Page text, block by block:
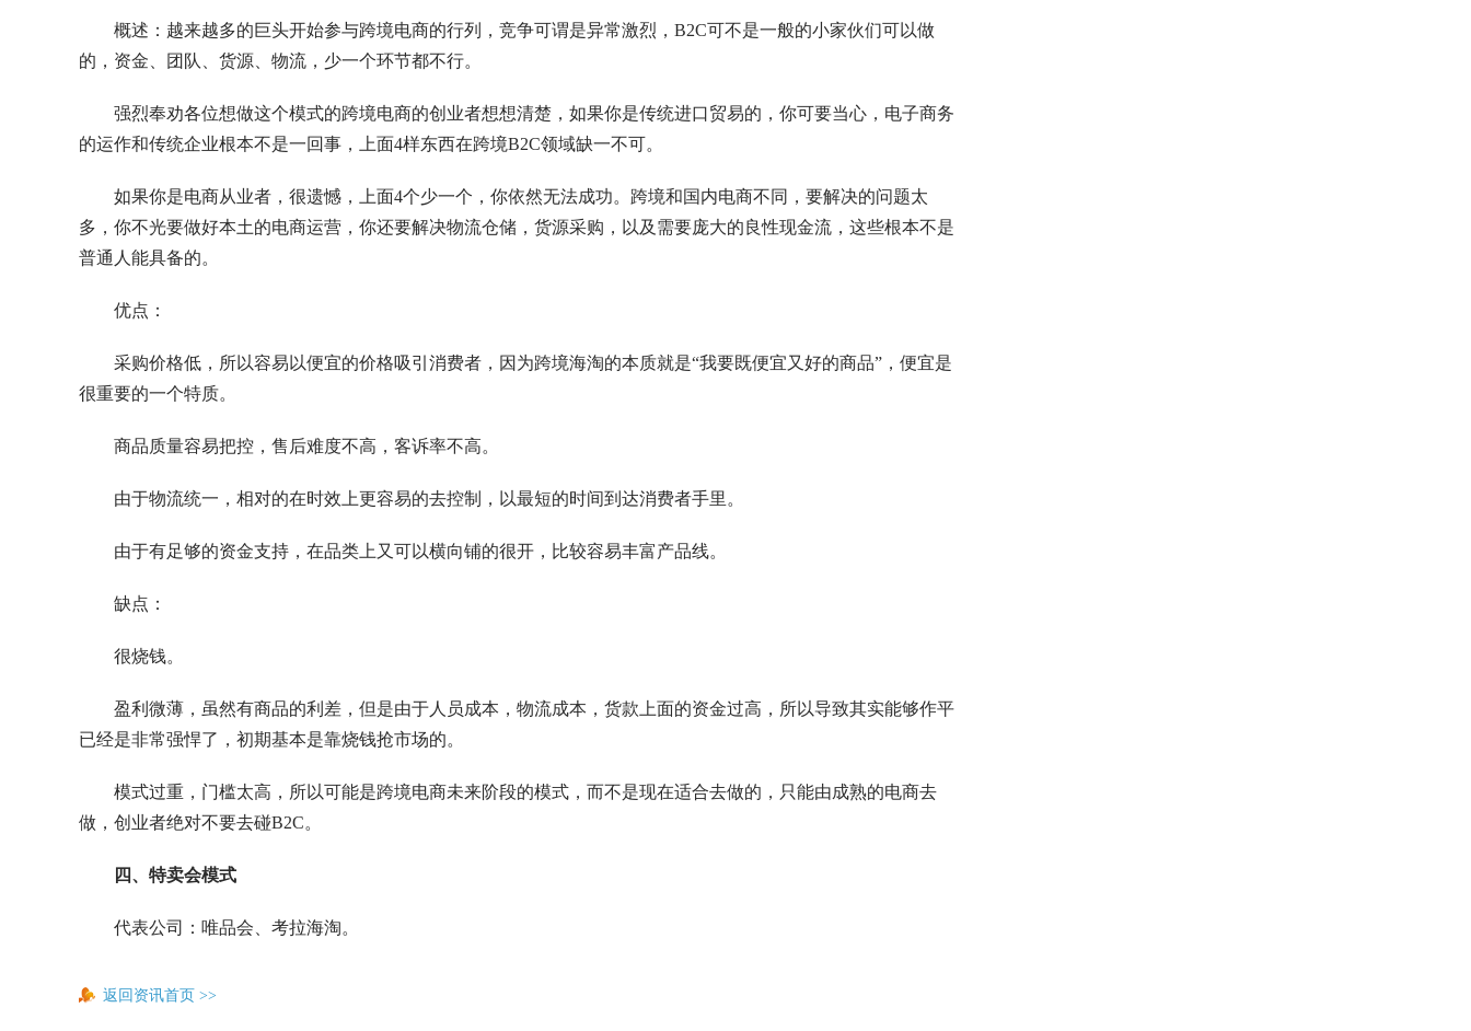
概述：越来越多的巨头开始参与跨境电商的行列，竞争可谓是异常激烈，B2C可不是一般的小家伙们可以做
的，资金、团队、货源、物流，少一个环节都不行。
强烈奉劝各位想做这个模式的跨境电商的创业者想想清楚，如果你是传统进口贸易的，你可要当心，电子商务
的运作和传统企业根本不是一回事，上面4样东西在跨境B2C领域缺一不可。
如果你是电商从业者，很遗憾，上面4个少一个，你依然无法成功。跨境和国内电商不同，要解决的问题太
多，你不光要做好本土的电商运营，你还要解决物流仓储，货源采购，以及需要庞大的良性现金流，这些根本不是
普通人能具备的。
优点：
采购价格低，所以容易以便宜的价格吸引消费者，因为跨境海淘的本质就是“我要既便宜又好的商品”，便宜是
很重要的一个特质。
商品质量容易把控，售后难度不高，客诉率不高。
由于物流统一，相对的在时效上更容易的去控制，以最短的时间到达消费者手里。
由于有足够的资金支持，在品类上又可以横向铺的很开，比较容易丰富产品线。
缺点：
很烧钱。
盈利微薄，虽然有商品的利差，但是由于人员成本，物流成本，货款上面的资金过高，所以导致其实能够作平
已经是非常强悍了，初期基本是靠烧钱抢市场的。
模式过重，门槛太高，所以可能是跨境电商未来阶段的模式，而不是现在适合去做的，只能由成熟的电商去
做，创业者绝对不要去碰B2C。
四、特卖会模式
代表公司：唯品会、考拉海淘。
返回资讯首页 >>